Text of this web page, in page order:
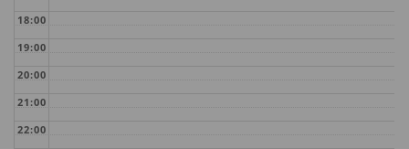
18:00
19:00
20:00
21:00
22:00